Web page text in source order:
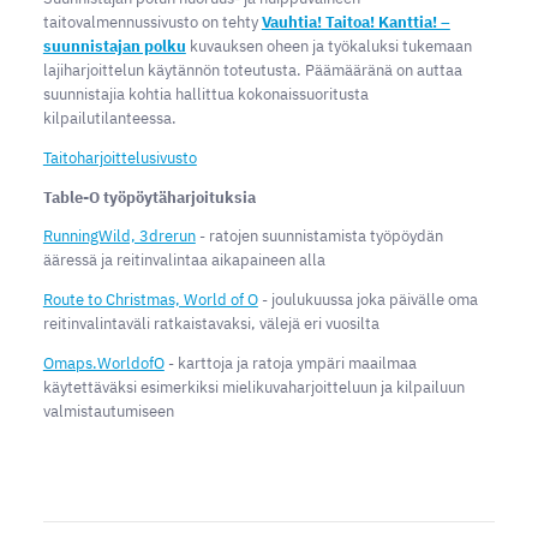
taitovalmennussivusto on tehtyVauhtia! Taitoa! Kanttia! –
suunnistajan polku kuvauksen oheen ja työkaluksi tukemaan
lajiharjoittelun käytännön toteutusta. Päämääränä on auttaa
suunnistajia kohtia hallittua kokonaissuoritusta
kilpailutilanteessa.
Taitoharjoittelusivusto
Table-O työpöytäharjoituksia
RunningWild, 3drerun- ratojen suunnistamista työpöydän
ääressä ja reitinvalintaa aikapaineen alla
Route to Christmas, World of O- joulukuussa joka päivälle oma
reitinvalintaväli ratkaistavaksi, välejä eri vuosilta
Omaps.WorldofO- karttoja ja ratoja ympäri maailmaa
käytettäväksi esimerkiksi mielikuvaharjoitteluun ja kilpailuun
valmistautumiseen